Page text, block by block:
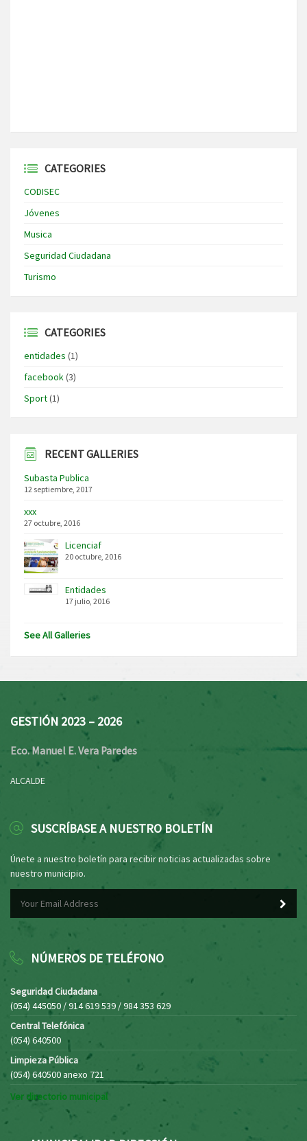
CATEGORIES
CODISEC
Jóvenes
Musica
Seguridad Ciudadana
Turismo
CATEGORIES
entidades (1)
facebook(3)
Sport(1)
RECENT GALLERIES
Subasta Publica
12 septiembre, 2017
xxx
27 octubre, 2016
Licenciaf
20 octubre, 2016
Entidades
17 julio, 2016
See All Galleries
GESTIÓN 2023 – 2026
Eco. Manuel E. Vera Paredes
ALCALDE
SUSCRÍBASE A NUESTRO BOLETÍN
Únete a nuestro boletín para recibir noticias actualizadas sobre
nuestro municipio.
NÚMEROS DE TELÉFONO
Seguridad Ciudadana
(054) 445050 / 914 619 539 / 984 353 629
Central Telefónica
(054) 640500
Limpieza Pública
(054) 640500 anexo 721
Ver directorio municipal